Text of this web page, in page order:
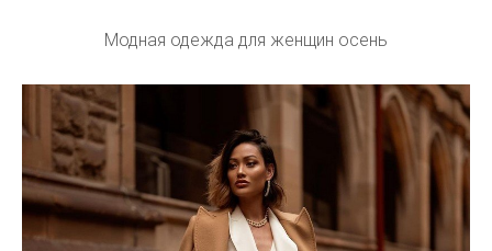
Модная одежда для женщин осень